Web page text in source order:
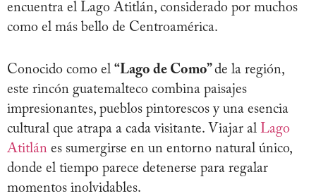
encuentra el Lago Atitlán, considerado por muchos
como el más bello de Centroamérica.
Conocido como el “Lago de Como”de la región,
este rincón guatemalteco combina paisajes
impresionantes, pueblos pintorescos y una esencia
cultural que atrapa a cada visitante. Viajar al Lago
Atitlán es sumergirse en un entorno natural único,
donde el tiempo parece detenerse para regalar
momentos inolvidables.